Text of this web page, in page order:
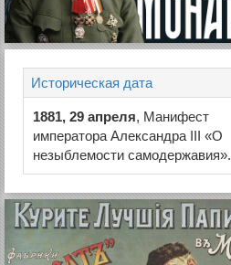
Историческая дата
1881, 29 апреля, Манифест
императора Александра III «О
незыблемости самодержавия».